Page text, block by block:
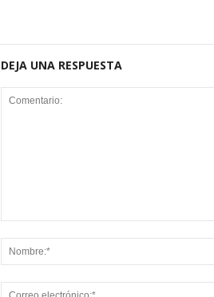
DEJA UNA RESPUESTA